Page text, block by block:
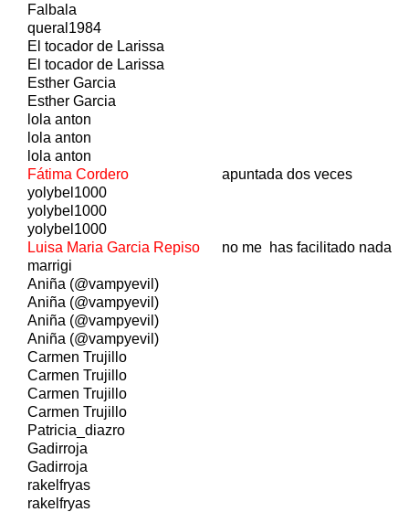
Falbala
queral1984
El tocador de Larissa
El tocador de Larissa
Esther Garcia
Esther Garcia
lola anton
lola anton
lola anton
Fátima Cordero
apuntada dos veces
yolybel1000
yolybel1000
yolybel1000
Luisa Maria Garcia Repiso
no me has facilitado nada
marrigi
Aniña (@vampyevil)
Aniña (@vampyevil)
Aniña (@vampyevil)
Aniña (@vampyevil)
Carmen Trujillo
Carmen Trujillo
Carmen Trujillo
Carmen Trujillo
Patricia_diazro
Gadirroja
Gadirroja
rakelfryas
rakelfryas